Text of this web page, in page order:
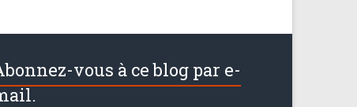
vous à ce blog par e-